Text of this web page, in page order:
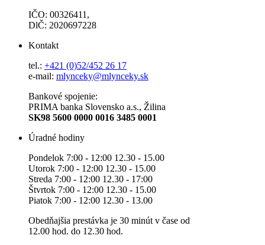
IČO: 00326411,
DlČ: 2020697228
Kontakt
tel.: +421 (0)52/452 26 17
e-mail: mlynceky@mlynceky.sk
Bankové spojenie:
PRIMA banka Slovensko a.s., Žilina
SK98 5600 0000 0016 3485 0001
Úradné hodiny
Pondelok 7:00 - 12:00 12.30 - 15.00
Utorok 7:00 - 12:00 12.30 - 15.00
Streda 7:00 - 12:00 12.30 - 17:00
Štvrtok 7:00 - 12:00 12.30 - 15.00
Piatok 7:00 - 12:00 12.30 - 13.00
Obedňajšia prestávka je 30 minút v čase od
12.00 hod. do 12.30 hod.